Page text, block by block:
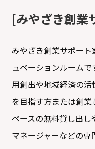
[みやざき創業
みやざき創業サポー
ュベーションルーム
用創出や地域経済の
を目指す方または創
ペースの無料貸し出し
マネージャーなどの